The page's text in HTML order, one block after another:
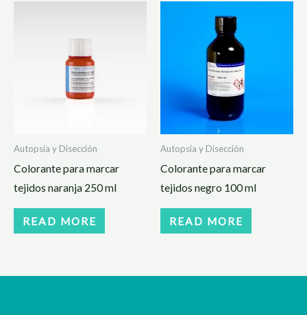
Autopsia y Disección
Colorante para marcar
tejidos naranja 250 ml
READ MORE
Autopsia y Disección
Colorante para marcar
tejidos negro 100 ml
READ MORE